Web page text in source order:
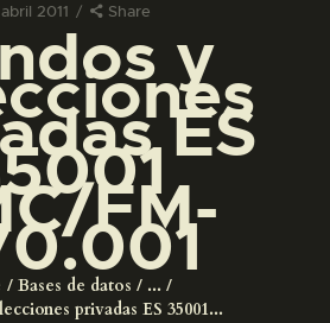
2011 Share
y
ES
FM-
Bases de datos
...
privadas ES 35001...
LA VISITA